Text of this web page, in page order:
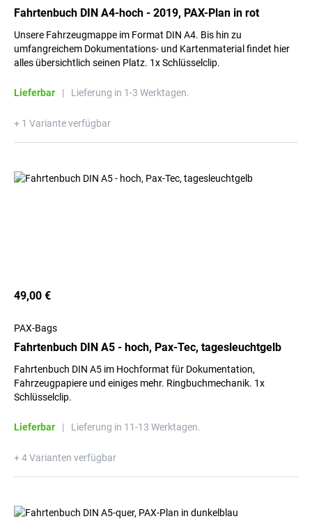
Fahrtenbuch DIN A4-hoch - 2019, PAX-Plan in rot
Unsere Fahrzeugmappe im Format DIN A4. Bis hin zu
umfangreichem Dokumentations- und Kartenmaterial findet hier
alles übersichtlich seinen Platz. 1x Schlüsselclip.
Lieferbar | Lieferung in 1-3 Werktagen.
+ 1 Variante verfügbar
49,00 €
PAX-Bags
Fahrtenbuch DIN A5 - hoch, Pax-Tec, tagesleuchtgelb
Fahrtenbuch DIN A5 im Hochformat für Dokumentation,
Fahrzeugpapiere und einiges mehr. Ringbuchmechanik. 1x
Schlüsselclip.
Lieferbar | Lieferung in 11-13 Werktagen.
+ 4 Varianten verfügbar